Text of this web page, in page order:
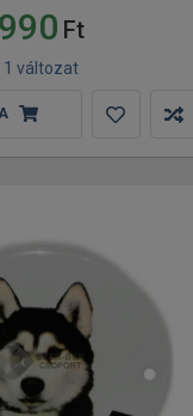
990 Ft
1 változat